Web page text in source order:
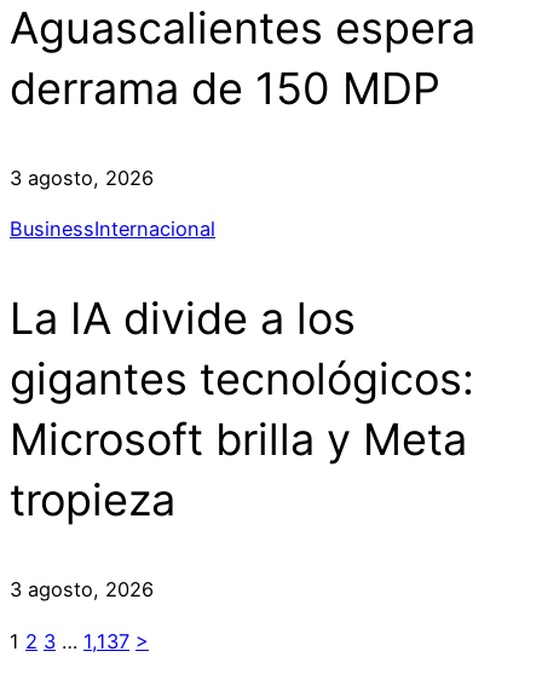
Aguascalientes espera
derrama de 150 MDP
3 agosto, 2026
BusinessInternacional
La IA divide a los
gigantes tecnológicos:
Microsoft brilla y Meta
tropieza
3 agosto, 2026
1 2 3 … 1,137 >